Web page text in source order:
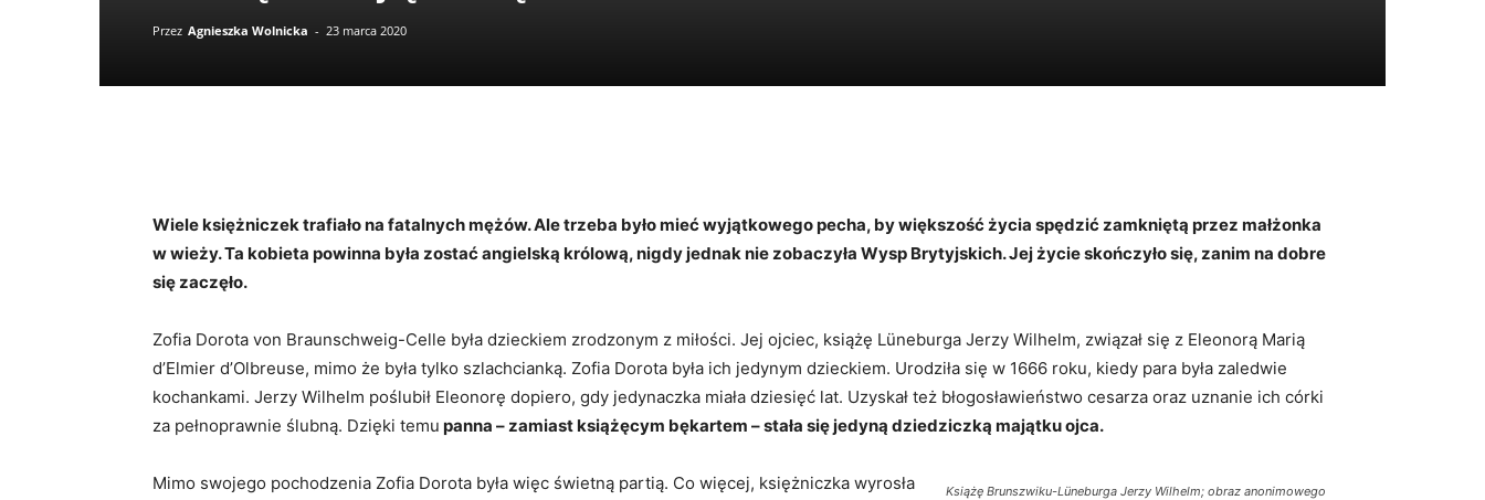
Przez Agnieszka Wolnicka - 23 marca 2020
Wiele księżniczek trafiało na fatalnych mężów. Ale trzeba było mieć wyjątkowego pecha, by większość życia spędzić zamkniętą przez małżonka
w wieży. Ta kobieta powinna była zostać angielską królową, nigdy jednak nie zobaczyła Wysp Brytyjskich. Jej życie skończyło się, zanim na dobre
się zaczęło.
Zofia Dorota von Braunschweig-Celle była dzieckiem zrodzonym z miłości. Jej ojciec, książę Lüneburga Jerzy Wilhelm, związał się z Eleonorą Marią
d’Elmier d’Olbreuse, mimo że była tylko szlachcianką. Zofia Dorota była ich jedynym dzieckiem. Urodziła się w 1666 roku, kiedy para była zaledwie
kochankami. Jerzy Wilhelm poślubił Eleonorę dopiero, gdy jedynaczka miała dziesięć lat. Uzyskał też błogosławieństwo cesarza oraz uznanie ich córki
za pełnoprawnie ślubną. Dzięki temu panna – zamiast książęcym bękartem – stała się jedyną dziedziczką majątku ojca.
Książę Brunszwiku-Lüneburga Jerzy Wilhelm; obraz anonimowego
Mimo swojego pochodzenia Zofia Dorota była więc świetną partią. Co więcej, księżniczka wyrosła